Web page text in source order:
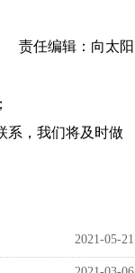
责任编辑：向太阳
系，我们将及时做
2021-05-21